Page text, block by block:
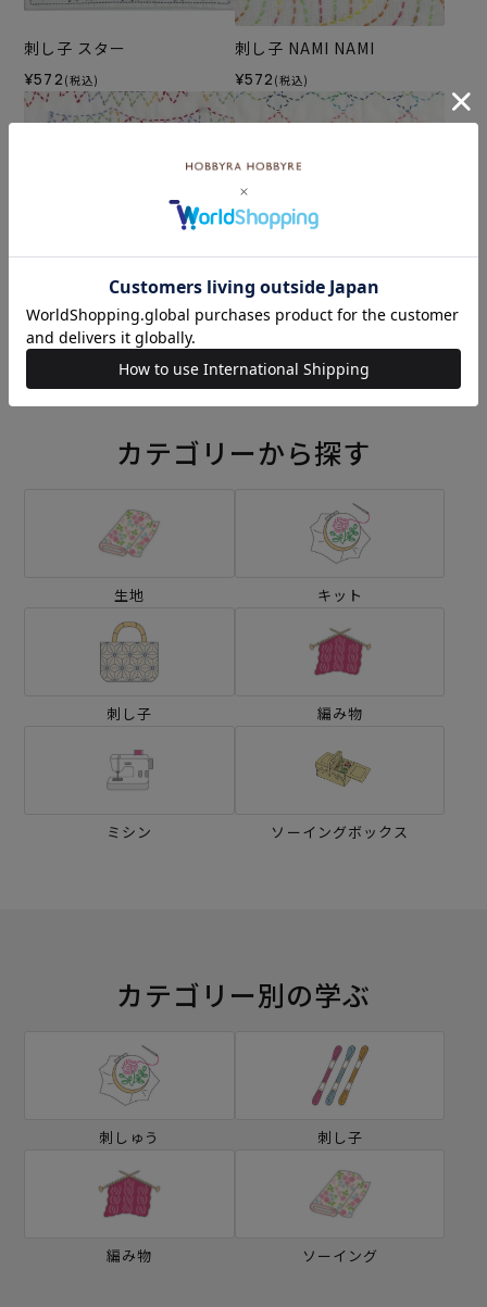
刺し子 スター
¥572 (税込)
刺し子 NAMI NAMI
¥572 (税込)
刺し子 フラッグ
¥572
刺し子 花菱つなぎ
¥572
カテゴリーから探す
生地 キット
刺し子 編み物
ミシン ソーイングボックス
カテゴリー別の学ぶ
刺しゅう 刺し子
編み物 ソーイング